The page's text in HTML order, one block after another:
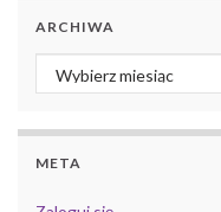
ARCHIWA
Archiwa
META